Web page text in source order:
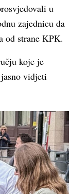
u
zajednicu da
od strane KPK.
koje je
vidjeti